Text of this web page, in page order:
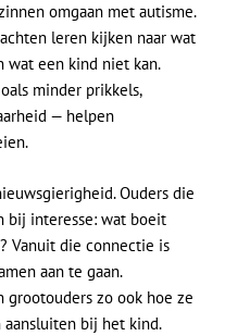
omgaan met autisme.
leren kijken naar wat
wat een kind niet kan.
minder prikkels,
— helpen
Ouders die
bij interesse: wat boeit
Vanuit die connectie is
aan te gaan.
grootouders zo ook hoe ze
bij het kind.